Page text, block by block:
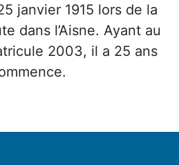
janvier 1915 lors de la
dans l’Aisne. Ayant au
2003, il a 25 ans